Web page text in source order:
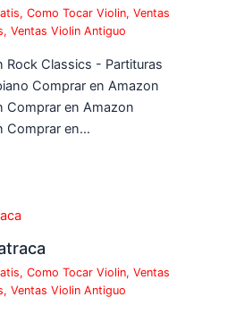
,Como Tocar Violin,Ventas
,Ventas Violin Antiguo
Rock Classics - Partituras
Comprar en Amazon
Comprar en Amazon
Comprar en…
,Como Tocar Violin,Ventas
,Ventas Violin Antiguo